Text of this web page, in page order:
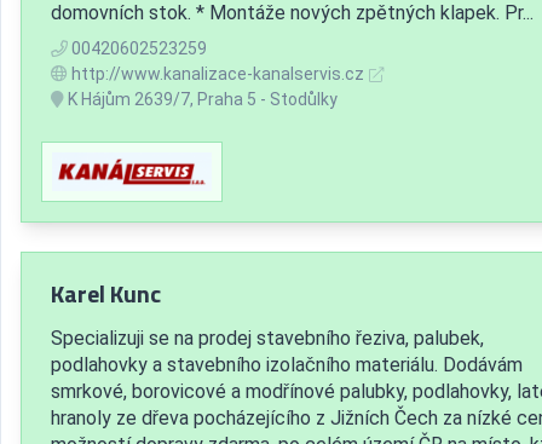
domovních stok. * Montáže nových zpětných klapek. Pr...
00420602523259
http://www.kanalizace-kanalservis.cz
K Hájům 2639/7, Praha 5 - Stodůlky
Karel Kunc
Specializuji se na prodej stavebního řeziva, palubek,
podlahovky a stavebního izolačního materiálu. Dodávám
smrkové, borovicové a modřínové palubky, podlahovky,
hranoly ze dřeva pocházejícího z Jižních Čech za nízké